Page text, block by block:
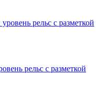
рельс с разметкой